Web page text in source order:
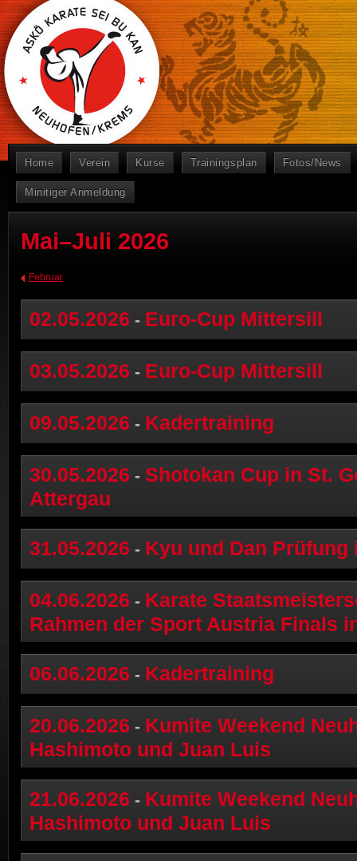
Home Verein Kurse Trainingsplan Fotos/News
Minitiger Anmeldung
Mai–Juli 2026
Februar
02.05.2026 - Euro-Cup Mittersill
03.05.2026 - Euro-Cup Mittersill
09.05.2026 - Kadertraining
30.05.2026 - Shotokan Cup in St.
Attergau
31.05.2026 - Kyu und Dan Prüfung
04.06.2026 - Karate
Rahmen der Sport Austria Finals
06.06.2026 - Kadertraining
20.06.2026 - Kumite Weekend
Hashimoto und Juan Luis
21.06.2026 - Kumite Weekend
Hashimoto und Juan Luis